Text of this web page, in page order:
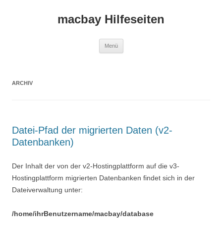
macbay Hilfeseiten
Menü
ARCHIV
Datei-Pfad der migrierten Daten (v2-
Datenbanken)
Der Inhalt der von der v2-Hostingplattform auf die v3-
Hostingplattform migrierten Datenbanken findet sich in der
Dateiverwaltung unter:
/home/ihrBenutzername/macbay/database